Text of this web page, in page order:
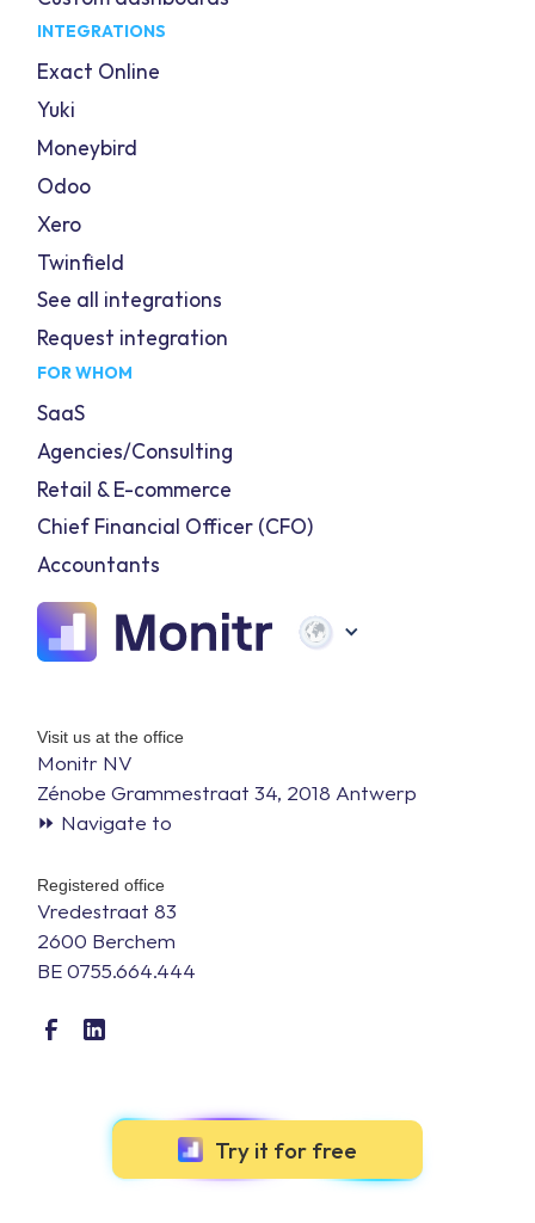
Visit us at the office
Monitr NV
Zénobe Grammestraat 34, 2018 Antwerp
⏩ Navigate to
Registered office
Vredestraat 83
2600 Berchem
BE 0755.664.444
Try it for free
INTEGRATIONS
Exact Online
Yuki
Moneybird
Odoo
Xero
Twinfield
See all integrations
Request integration
FOR WHOM
SaaS
Agencies/Consulting
Retail & E-commerce
Chief Financial Officer (CFO)
Accountants